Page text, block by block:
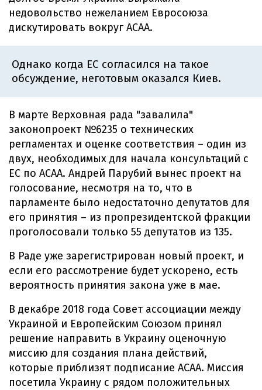
недовольство нежеланием Евросоюза
дискутировать вокруг АСАА.
Однако когда ЕС согласился на такое
обсуждение, неготовым оказался Киев.
В марте Верховная рада "завалила"
законопроект №6235 о технических
регламентах и ​​оценке соответствия – один из
двух, необходимых для начала консультаций с
ЕС по АСАА. Андрей Парубий вынес проект на
голосование, несмотря на то, что в
парламенте было недостаточно депутатов для
его принятия – из пропрезидентской фракции
проголосовали только 55 депутатов из 135.
В Раде уже зарегистрирован новый проект, и
если его рассмотрение будет ускорено, есть
вероятность принятия закона уже в мае.
В декабре 2018 года Совет ассоциации между
Украиной и Европейским Союзом принял
решение направить в Украину оценочную
миссию для создания плана действий,
которые приблизят подписание АСАА. Миссия
посетила Украину с рядом положительных